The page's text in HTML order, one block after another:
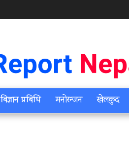
बिज्ञान प्रबिधि मनोरन्जन खेलकुद